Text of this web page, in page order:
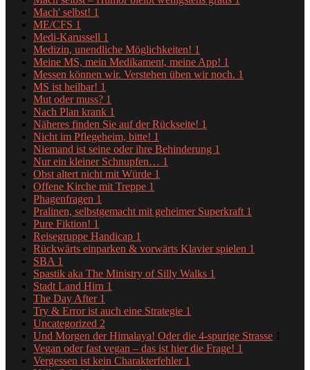
Mach' selbst! 1
ME/CFS 1
Medi-Karussell 1
Medizin, unendliche Möglichkeiten! 1
Meine MS, mein Medikament, meine App! 1
Messen können wir. Verstehen üben wir noch. 1
MS ist heilbar! 1
Mut oder muss? 1
Nach Plan krank 1
Näheres finden Sie auf der Rückseite! 1
Nicht im Pflegeheim, bitte! 1
Niemand ist seine oder ihre Behinderung 1
Nur ein kleiner Schnupfen… 1
Obst altert nicht mit Würde 1
Offene Kirche mit Treppe 1
Phagenfragen 1
Pralinen, selbstgemacht mit geheimer Superkraft 1
Pure Fiktion! 1
Reisegruppe Handicap 1
Rückwärts einparken & vorwärts Klavier spielen 1
SBA 1
Spastik aka The Ministry of Silly Walks 1
Stadt Land Hirn 1
The Day After 1
Try & Error ist auch eine Strategie 1
Uncategorized 2
Und Morgen der Himalaya! Oder die 4-spurige Strasse 1
Vegan oder fast vegan – das ist hier die Frage! 1
Vergessen ist kein Charakterfehler 1